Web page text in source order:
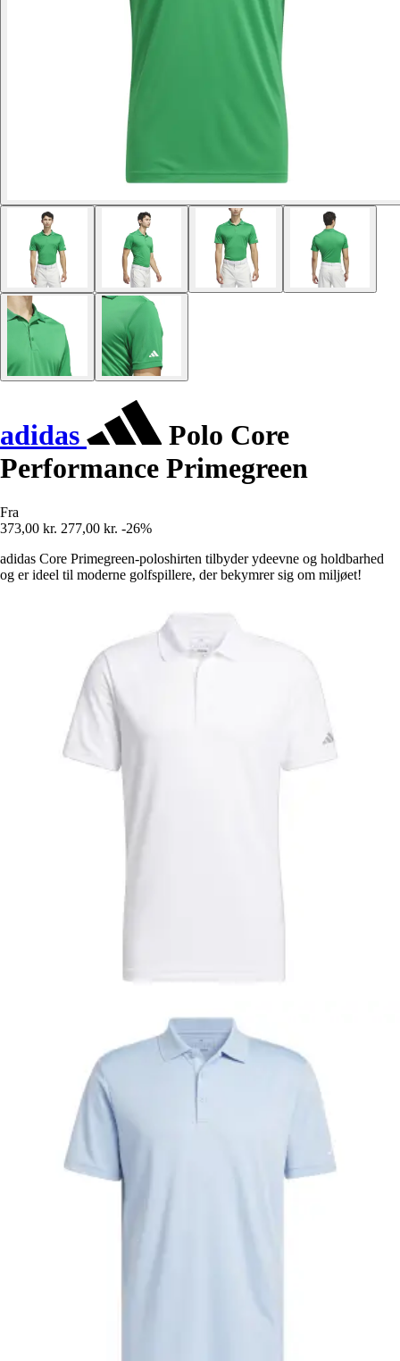
adidas
Polo Core
Performance Primegreen
Fra
373,00 kr. 277,00 kr. -26%
adidas Core Primegreen-poloshirten tilbyder ydeevne og holdbarhed
og er ideel til moderne golfspillere, der bekymrer sig om miljøet!